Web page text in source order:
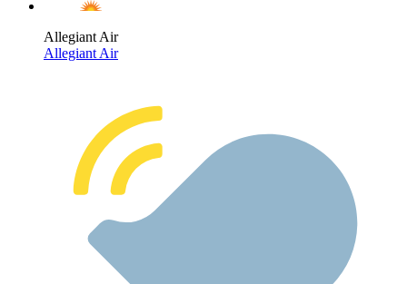
Allegiant Air
Allegiant Air